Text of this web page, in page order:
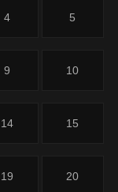
春遺憾的
4 5
9 10
14 15
19 20